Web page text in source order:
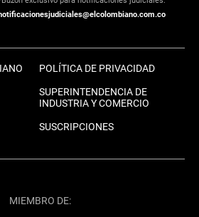
POLÍTICA DE PRIVACIDAD
SUPERINTENDENCIA DE
INDUSTRIA Y COMERCIO
SUSCRIPCIONES
MIEMBRO DE: